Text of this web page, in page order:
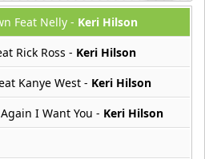
Feat Nelly - Keri Hilson
Rick Ross - Keri Hilson
Kanye West - Keri Hilson
I Want You - Keri Hilson